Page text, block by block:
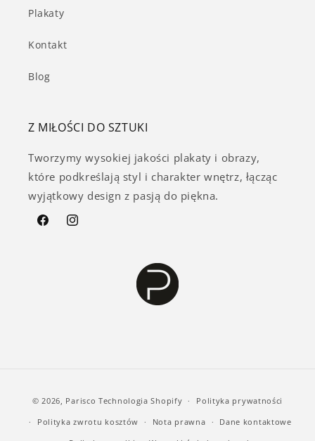
Plakaty
Kontakt
Blog
Z MIŁOŚCI DO SZTUKI
Tworzymy wysokiej jakości plakaty i obrazy,
które podkreślają styl i charakter wnętrz, łącząc
wyjątkowy design z pasją do piękna.
FacebookInstagram
płatności
© 2026, Parisco Technologia Shopify
Polityka prywatności
Polityka zwrotu kosztów
Nota prawna
Dane kontaktowe